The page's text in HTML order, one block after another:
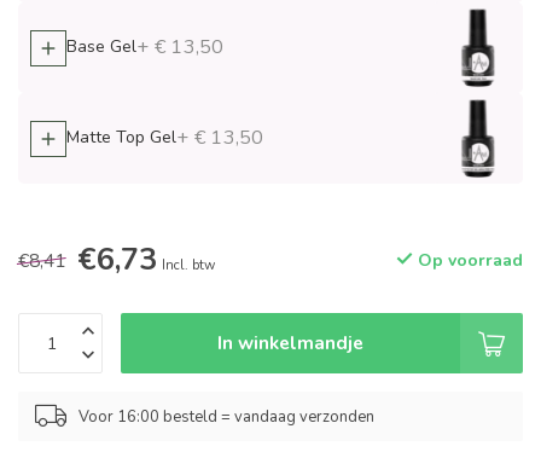
Base Gel+ € 13,50
Matte Top Gel+ € 13,50
€8,41 €6,73 Incl. btw Op voorraad
In winkelmandje
Voor 16:00 besteld = vandaag verzonden